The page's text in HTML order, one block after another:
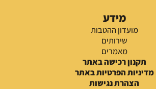
מידע
מועדון ההטבות
שירותים
מאמרים
תקנון רכישה באתר
מדיניות הפרטיות באתר
הצהרת נגישות